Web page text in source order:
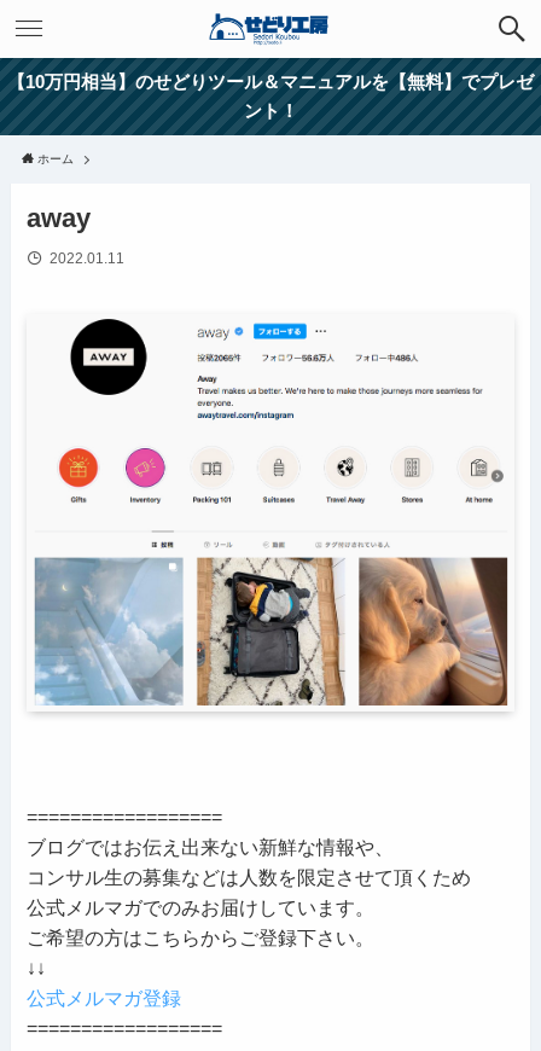
【10万円相当】のせどりツール＆マニュアルを【無料】でプレゼ
ント！
ホーム
away
2022.01.11
==================
ブログではお伝え出来ない新鮮な情報や、
コンサル生の募集などは人数を限定させて頂くため
公式メルマガでのみお届けしています。
ご希望の方はこちらからご登録下さい。
↓↓
公式メルマガ登録
==================